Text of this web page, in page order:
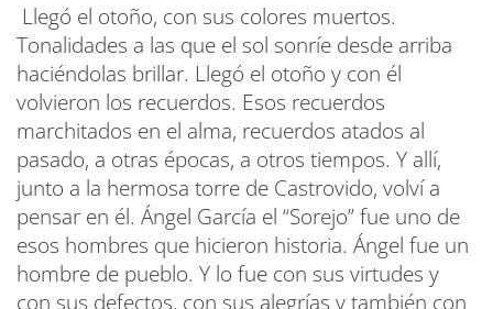
Llegó el otoño, con sus colores muertos.
Tonalidades a las que el sol sonríe desde arriba
haciéndolas brillar. Llegó el otoño y con él
volvieron los recuerdos. Esos recuerdos
marchitados en el alma, recuerdos atados al
pasado, a otras épocas, a otros tiempos. Y allí,
junto a la hermosa torre de Castrovido, volví a
pensar en él. Ángel García el “Sorejo” fue uno de
esos hombres que hicieron historia. Ángel fue un
hombre de pueblo. Y lo fue con sus virtudes y
con sus defectos, con sus alegrías y también con